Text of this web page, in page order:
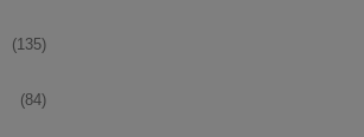
(135)
(84)